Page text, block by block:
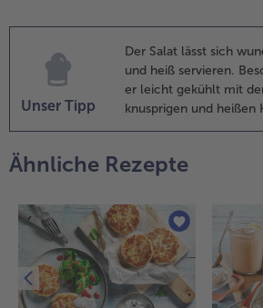
restliche
in einer
darin
Abtropfen
ein
Unser Tipp
Der Salat lässt sich
und heiß servieren.
er leicht gekühlt mit
knusprigen und heißen
Ähnliche Rezepte